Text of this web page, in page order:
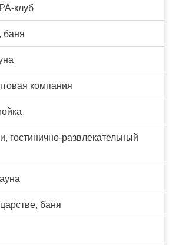
клуб
баня
компания
гостинично-развлекательный
баня